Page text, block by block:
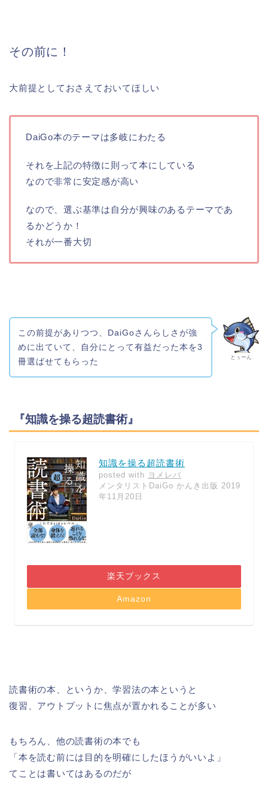
その前に！
大前提としておさえておいてほしい
DaiGo本のテーマは多岐にわたる
それを上記の特徴に則って本にしている
なので非常に安定感が高い
なので、選ぶ基準は自分が興味のあるテーマであ
るかどうか！
それが一番大切
とぅーん
この前提がありつつ、DaiGoさんらしさが強
めに出ていて、自分にとって有益だった本を3
冊選ばせてもらった
『知識を操る超読書術』
知識を操る超読書術
posted with ヨメレバ
メンタリストDaiGo かんき出版 2019
年11月20日
楽天ブックス
Amazon
読書術の本、というか、学習法の本というと
復習、アウトプットに焦点が置かれることが多い
もちろん、他の読書術の本でも
「本を読む前には目的を明確にしたほうがいいよ」
てことは書いてはあるのだが